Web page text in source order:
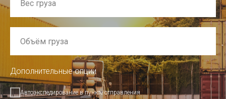
Дополнительные опции
Автоэкспедирование в пункте отправления